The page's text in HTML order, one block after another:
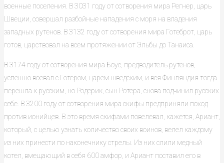
военные поселения. В 3031 году от сотворения мира Регнер, царь
Швеции, совершал разбойные нападения с моря на владения
западных рутенов. В 3132 году от сотворения мира Готеброт, царь
готов, царствовал на всем протяжении от Эльбы до Танаиса.
В 3174 году от сотворения мира Боус, предводитель рутенов,
успешно воевал с Готером, царем шведским, и вся Финляндия тогда
перешла к русским, но Родерик, сын Ротера, снова подчинил русских
себе. В 3200 году от сотворения мира скифы предприняли поход
против ионийцев. В это время скифами повелевал, кажется, Ариант,
который, с целью узнать количество своих воинов, велел каждому
из них принести по наконечнику стрелы. Из них слили медный
котел, вмещающий в себя 600 амфор, и Ариант поставил его в